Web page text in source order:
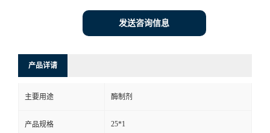
发送咨询信息
产品详请
主要用途 酶制剂
产品规格 25*1